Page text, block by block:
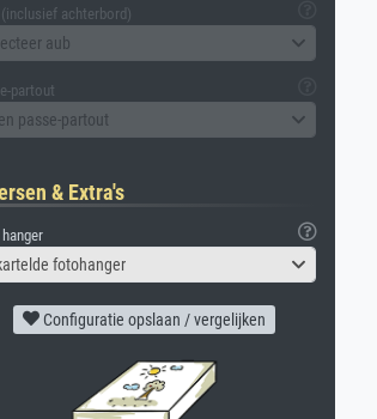
achterbord)
aub
partout
passe-partout
& Extra's
fotohanger
Configuratie opslaan / vergelijken